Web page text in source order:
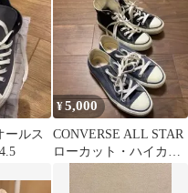
ルス
¥5,000
CONVERSE ALL STAR
ローカット・ハイカッ